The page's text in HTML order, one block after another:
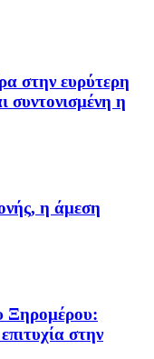
στην ευρύτερη
συντονισμένη η
η άμεση
Ξηρομέρου:
στην